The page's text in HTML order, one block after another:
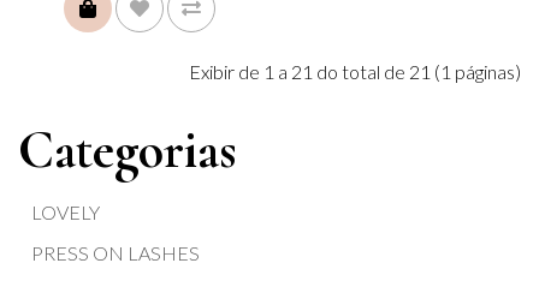
COMPRAR
Exibir de 1 a 21 do total de 21 (1 páginas)
Categorias
LOVELY
PRESS ON LASHES